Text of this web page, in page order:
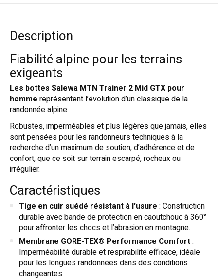
Description
Fiabilité alpine pour les terrains
exigeants
Les bottes Salewa MTN Trainer 2 Mid GTX pour
homme représentent l’évolution d’un classique de la
randonnée alpine.
Robustes, imperméables et plus légères que jamais, elles
sont pensées pour les randonneurs techniques à la
recherche d’un maximum de soutien, d’adhérence et de
confort, que ce soit sur terrain escarpé, rocheux ou
irrégulier.
Caractéristiques
Tige en cuir suédé résistant à l’usure : Construction
durable avec bande de protection en caoutchouc à 360°
pour affronter les chocs et l’abrasion en montagne.
Membrane GORE-TEX® Performance Comfort:
Imperméabilité durable et respirabilité efficace, idéale
pour les longues randonnées dans des conditions
changeantes.